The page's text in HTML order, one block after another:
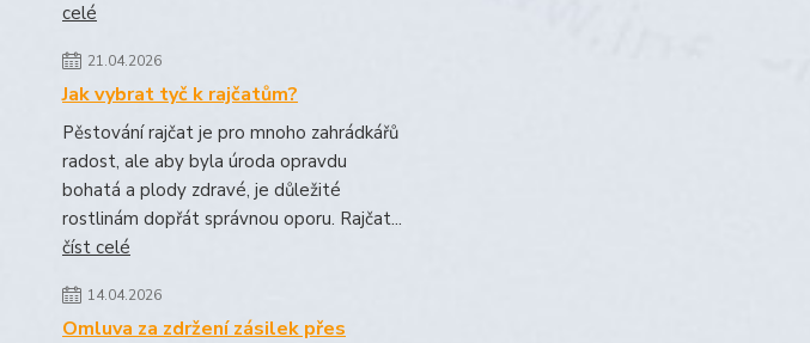
celé
21.04.2026
Jak vybrat tyč k rajčatům?
Pěstování rajčat je pro mnoho zahrádkářů
radost, ale aby byla úroda opravdu
bohatá a plody zdravé, je důležité
rostlinám dopřát správnou oporu. Rajčat...
číst celé
14.04.2026
Omluva za zdržení zásilek přes